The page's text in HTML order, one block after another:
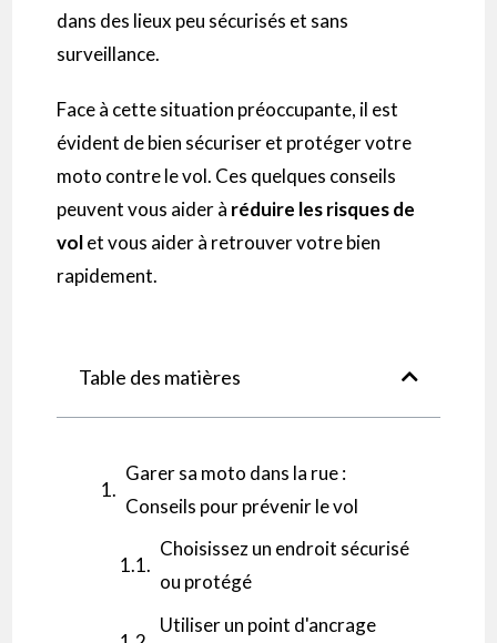
dans des lieux peu sécurisés et sans
surveillance.
Face à cette situation préoccupante, il est
évident de bien sécuriser et protéger votre
moto contre le vol. Ces quelques conseils
peuvent vous aider à réduire les risques de
volet vous aider à retrouver votre bien
rapidement.
Table des matières
Garer sa moto dans la rue :
Conseils pour prévenir le vol
Choisissez un endroit sécurisé
ou protégé
Utiliser un point d'ancrage